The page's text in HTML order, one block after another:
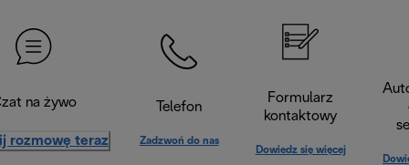
na żywo
rozmowę teraz
Telefon
Zadzwoń do nas
Formularz
kontaktowy
Dowiedz się więcej